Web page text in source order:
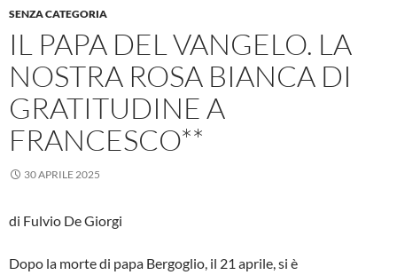
SENZA CATEGORIA
IL PAPA DEL VANGELO. LA
NOSTRA ROSA BIANCA DI
GRATITUDINE A
FRANCESCO**
30 APRILE 2025
di Fulvio De Giorgi
Dopo la morte di papa Bergoglio, il 21 aprile, si è